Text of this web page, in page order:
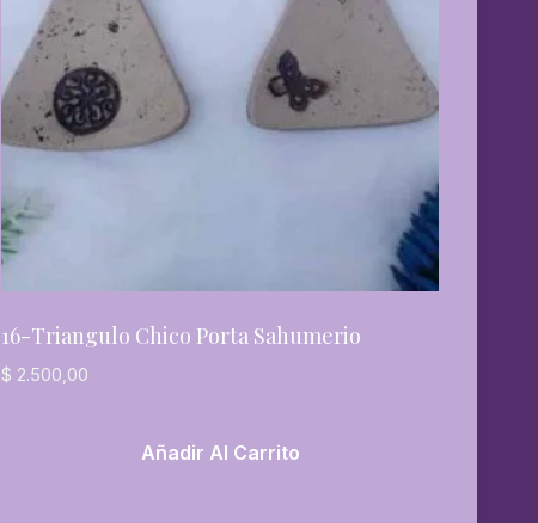
16-Triangulo Chico Porta Sahumerio
$ 2.500,00
Añadir Al Carrito